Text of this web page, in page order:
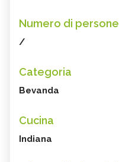
Numero di persone
/
Categoria
Bevanda
Cucina
Indiana